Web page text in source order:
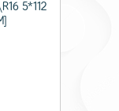
5*112